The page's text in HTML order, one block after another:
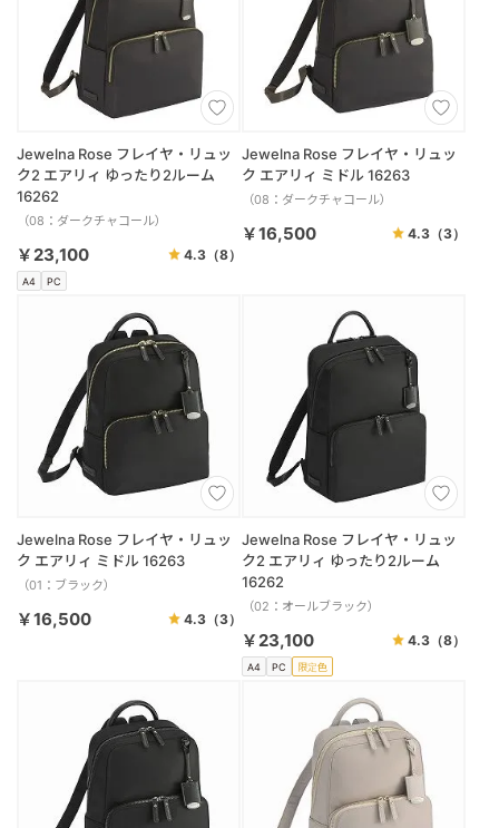
A4 PC
Jewelna Rose フレイヤ・リュッ
ク2 エアリィ ゆったり2ルーム
16262
（08：ダークチャコール）
￥23,100 4.3（8）
Jewelna Rose フレイヤ・リュッ
ク エアリィ ミドル 16263
（08：ダークチャコール）
￥16,500 4.3 （3）
Jewelna Rose フレイヤ・リュッ
ク エアリィ ミドル 16263
（01：ブラック）
￥16,500 4.3（3）
A4 PC 限定色
Jewelna Rose フレイヤ・リュッ
ク2 エアリィ ゆったり2ルーム
16262
（02：オールブラック）
￥23,100 4.3 （8）